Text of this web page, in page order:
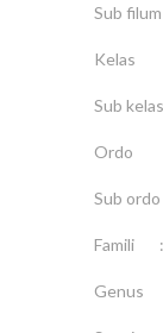
Sub
Kelas :
Sub
Ordo :
Sub
Famili :
Genus